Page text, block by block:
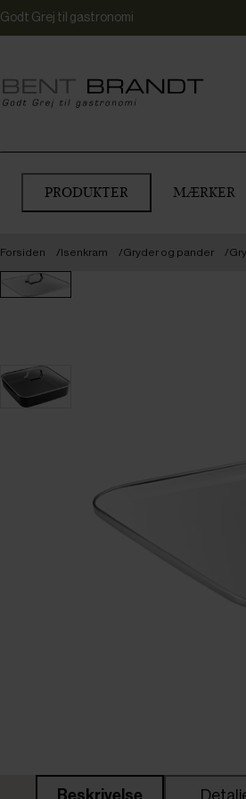
Godt Grej til gastronomi
PRODUKTER MÆRKER
Forsiden Isenkram Gryder og pander
Beskrivelse